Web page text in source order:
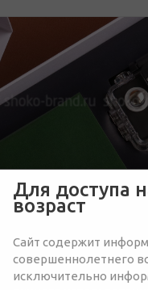
Для доступа
возраст
Сайт содержит
совершеннолетнего
исключительно